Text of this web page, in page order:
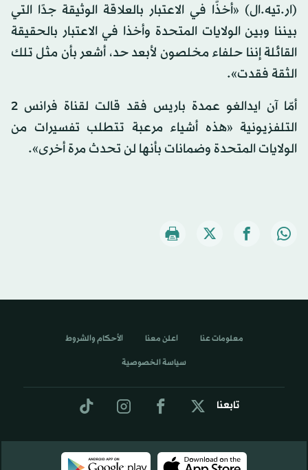
(ار.تيه.ال) «أخذًا في الاعتبار بالعلاقة الوثيقة جدًا التي
بيننا وبين الولايات المتحدة وأخذا في الاعتبار بالحقيقة
القائلة إننا حلفاء مخلصون لأبعد حد، أشعر بأن مثل تلك
الثقة فقدت».
أمّا آن ايدالغو عمدة باريس فقد قالت لقناة فرانس 2
التلفزيونية «هذه أشياء مرعبة تتطلب تفسيرات من
الولايات المتحدة وضمانات بأنها لن تحدث مرة أخرى».
تابعنا
معلومات عنا اعلن معنا الأحكام والشروط
سياسة الخصوصية